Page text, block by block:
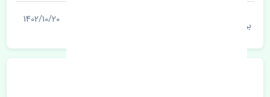
بروزرسانی قیمت
1402/10/20